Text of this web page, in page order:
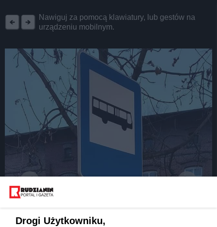
Nawiguj za pomocą klawiatury, lub gestów na
urządzeniu mobilnym.
Drogi Użytkowniku,